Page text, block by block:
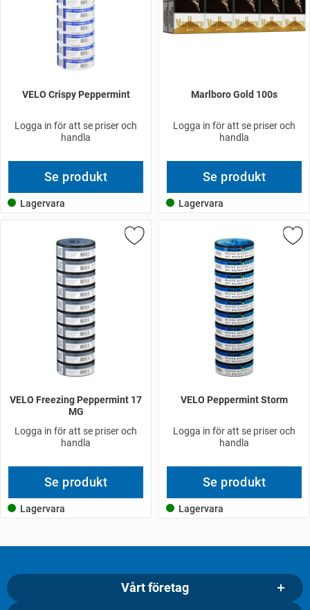
VELO Crispy Peppermint
Logga in för att se priser och
handla
Se produkt
Lagervara
Marlboro Gold 100s
Logga in för att se priser och
handla
Se produkt
Lagervara
VELO Freezing Peppermint 17
MG
Logga in för att se priser och
handla
Se produkt
Lagervara
VELO Peppermint Storm
Logga in för att se priser och
handla
Se produkt
Lagervara
Vårt företag